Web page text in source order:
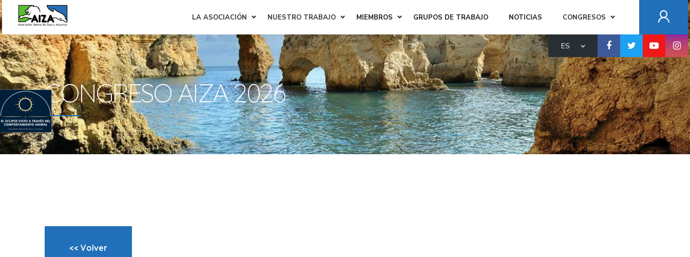
LA ASOCIACIÓN NUESTRO TRABAJO MIEMBROS GRUPOS DE TRABAJO NOTICIAS CONGRESOS
ES
CONGRESO AIZA 2026
<< Volver